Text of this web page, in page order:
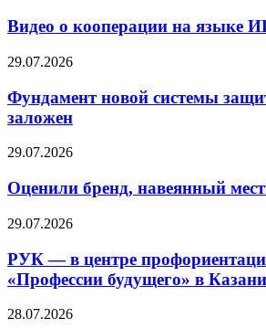
Видео о кооперации на языке
29.07.2026
Фундамент новой системы
заложен
29.07.2026
Оценили бренд, навеянный
29.07.2026
РУК — в центре
«Профессии будущего» в Казани
28.07.2026